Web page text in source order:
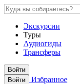
Экскурсии
Туры
Аудиогиды
Трансферы
Войти
Войти
Избранное